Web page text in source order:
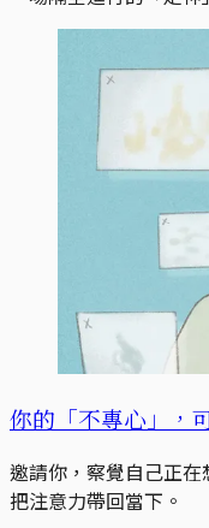
你的「不專心」，
邀請你，察覺自己正
把注意力帶回當下。